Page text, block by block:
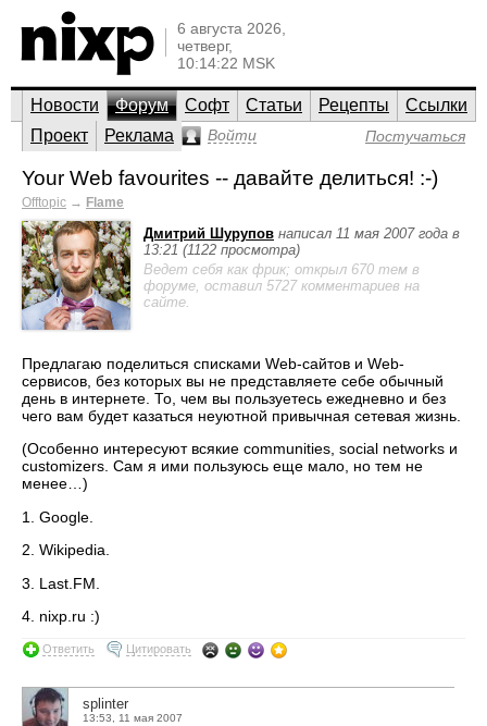
6 августа 2026,
четверг,
10:14:22 MSK
Новости Форум Софт Статьи Рецепты
Ссылки
Проект
Реклама Войти Постучаться
Your Web favourites -- давайте делиться! :-)
Offtopic → Flame
Дмитрий Шурупов написал 11 мая 2007 года в
13:21 (1122 просмотра)
Ведет себя как фрик; открыл 670 тем в
форуме, оставил 5727 комментариев на
сайте.
Предлагаю поделиться списками Web-сайтов и Web-
сервисов, без которых вы не представляете себе обычный
день в интернете. То, чем вы пользуетесь ежедневно и без
чего вам будет казаться неуютной привычная сетевая жизнь.
(Особенно интересуют всякие communities, social networks и
customizers. Сам я ими пользуюсь еще мало, но тем не
менее…)
1. Google.
2. Wikipedia.
3. Last.FM.
4. nixp.ru :)
Ответить Цитировать
splinter
13:53, 11 мая 2007